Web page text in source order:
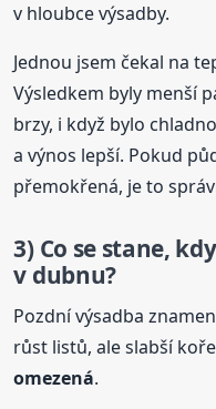
v hloubce výsadby.
Jednou jsem čekal na
Výsledkem byly menší
brzy, i když bylo
a výnos lepší. Pokud
přemokřená, je to
3) Co se stane,
v dubnu?
Pozdní výsadba
růst listů, ale slabší
omezená.